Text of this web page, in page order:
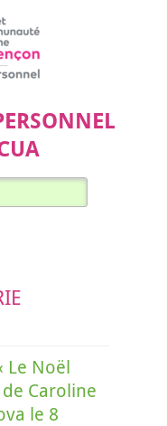
Le Noël
Caroline
le 8